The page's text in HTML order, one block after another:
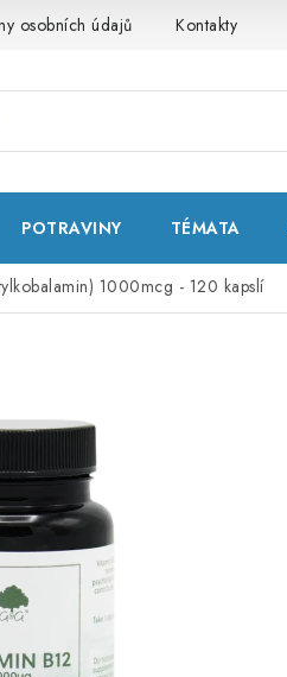
osobních údajů Kontakty
POTRAVINY TÉMATA
1000mcg - 120 kapslí